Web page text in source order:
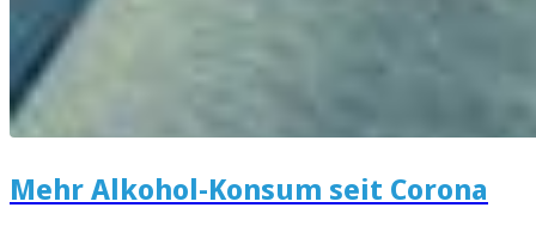
Mehr Alkohol-Konsum seit Corona